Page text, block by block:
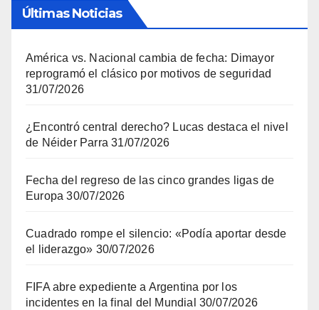
Últimas Noticias
América vs. Nacional cambia de fecha: Dimayor
reprogramó el clásico por motivos de seguridad
31/07/2026
¿Encontró central derecho? Lucas destaca el nivel
de Néider Parra 31/07/2026
Fecha del regreso de las cinco grandes ligas de
Europa 30/07/2026
Cuadrado rompe el silencio: «Podía aportar desde
el liderazgo» 30/07/2026
FIFA abre expediente a Argentina por los
incidentes en la final del Mundial 30/07/2026